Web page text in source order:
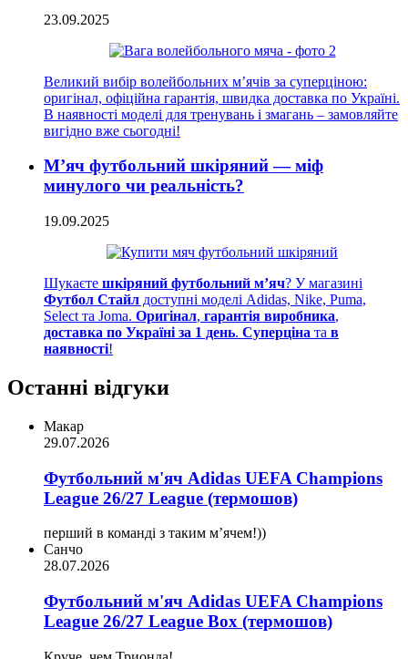
23.09.2025
Великий вибір волейбольних м’ячів за суперціною:
оригінал, офіційна гарантія, швидка доставка по Україні.
В наявності моделі для тренувань і змагань – замовляйте
вигідно вже сьогодні!
М’яч футбольний шкіряний — міф
минулого чи реальність?
19.09.2025
Шукаєте шкіряний футбольний м’яч? У магазині
Футбол Стайл доступні моделі Adidas, Nike, Puma,
Select та Joma. Оригінал, гарантія виробника,
доставка по Україні за 1 день. Суперціна та в
наявності!
Останні відгуки
Макар
29.07.2026
Футбольний м'яч Adidas UEFA Champions
League 26/27 League (термошов)
перший в команді з таким мʼячем!))
Санчо
28.07.2026
Футбольний м'яч Adidas UEFA Champions
League 26/27 League Box (термошов)